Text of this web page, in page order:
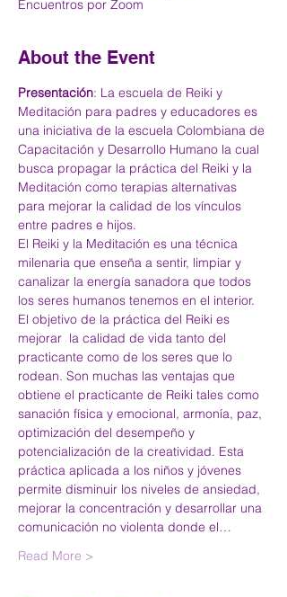
Encuentros por Zoom
About the Event
Presentación: La escuela de Reiki y
Meditación para padres y educadores es
una iniciativa de la escuela Colombiana de
Capacitación y Desarrollo Humano la cual
busca propagar la práctica del Reiki y la
Meditación como terapias alternativas
para mejorar la calidad de los vínculos
entre padres e hijos.
El Reiki y la Meditación es una técnica
milenaria que enseña a sentir, limpiar y
canalizar la energía sanadora que todos
los seres humanos tenemos en el interior.
El objetivo de la práctica del Reiki es
mejorar  la calidad de vida tanto del
practicante como de los seres que lo
rodean. Son muchas las ventajas que
obtiene el practicante de Reiki tales como
sanación física y emocional, armonía, paz,
optimización del desempeño y
potencialización de la creatividad. Esta
práctica aplicada a los niños y jóvenes
permite disminuir los niveles de ansiedad,
mejorar la concentración y desarrollar una
comunicación no violenta donde el…
Read More >